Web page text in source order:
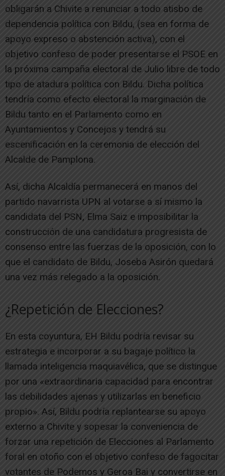
obligarán a Chivite a renunciar a todo atisbo de
dependencia política con Bildu, (sea en forma de
apoyo expreso o abstención activa), con el
objetivo confeso de poder presentarse el PSOE en
la próxima campaña electoral de Julio libre de todo
tipo de atadura política con Bildu. Dicha política
tendría como efecto electoral la marginación de
Bildu tanto en el Parlamento como en
Ayuntamientos y Concejos y tendrá su
escenificación en la ceremonia de elección del
Alcalde de Pamplona.
Así, dicha Alcaldía permanecerá en manos del
partido navarrista UPN al votarse a sí mismo la
candidata del PSN, Elma Saiz e imposibilitar la
construcción de una candidatura progresista de
consenso entre las fuerzas de la oposición, con lo
que el candidato de Bildu, Joseba Asirón quedará
una vez más relegado a la oposición.
¿Repetición de Elecciones?
En esta coyuntura, EH Bildu podría revisar su
estrategia e incorporar a su bagaje político la
llamada inteligencia maquiavélica, que se distingue
por una «extraordinaria capacidad para encontrar
las debilidades ajenas y utilizarlas en beneficio
propio». Así, Bildu podría replantearse su apoyo
externo a Chivite y sopesar la conveniencia de
forzar una repetición de Elecciones al Parlamento
foral en otoño con el objetivo confeso de fagocitar
votantes de Podemos y Geroa Bai y convertirse en